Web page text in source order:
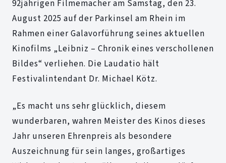
92jährigen Filmemacher am Samstag, den 23.
August 2025 auf der Parkinsel am Rhein im
Rahmen einer Galavorführung seines aktuellen
Kinofilms „Leibniz – Chronik eines verschollenen
Bildes“ verliehen. Die Laudatio hält
Festivalintendant Dr. Michael Kötz.
„Es macht uns sehr glücklich, diesem
wunderbaren, wahren Meister des Kinos dieses
Jahr unseren Ehrenpreis als besondere
Auszeichnung für sein langes, großartiges